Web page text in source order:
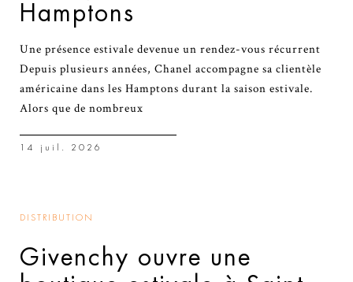
Hamptons
Une présence estivale devenue un rendez-vous récurrent
Depuis plusieurs années, Chanel accompagne sa clientèle
américaine dans les Hamptons durant la saison estivale.
Alors que de nombreux
14 juil. 2026
DISTRIBUTION
Givenchy ouvre une